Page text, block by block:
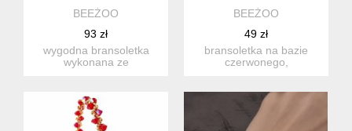
BEEŻOO
93 zł
wygodna bransoletka
wykonana ze
BEEŻOO
49 zł
bransoletka na bazie
czerwonego,